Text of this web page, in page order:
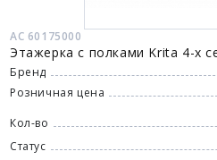
АС 60175000
Этажерка с полками Krita 4-х
Бренд
Розничная цена
Кол-во
Статус